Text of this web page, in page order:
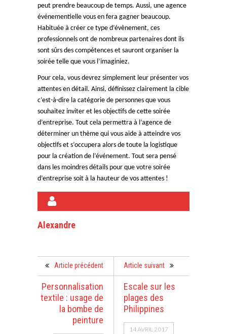
peut prendre beaucoup de temps. Aussi, une agence
événementielle vous en fera gagner beaucoup.
Habituée à créer ce type d’évènement, ces
professionnels ont de nombreux partenaires dont ils
sont sûrs des compétences et sauront organiser la
soirée telle que vous l’imaginiez.
Pour cela, vous devrez simplement leur présenter vos
attentes en détail. Ainsi, définissez clairement la cible
c’est-à-dire la catégorie de personnes que vous
souhaitez inviter et les objectifs de cette soirée
d’entreprise. Tout cela permettra à l’agence de
déterminer un thème qui vous aide à atteindre vos
objectifs et s’occupera alors de toute la logistique
pour la création de l’événement. Tout sera pensé
dans les moindres détails pour que votre soirée
d’entreprise soit à la hauteur de vos attentes !
Alexandre
Article précédent
Personnalisation
textile : usage de
la bombe de
peinture
Article suivant
Escale sur les
plages des
Philippines
14 AVRIL 2017